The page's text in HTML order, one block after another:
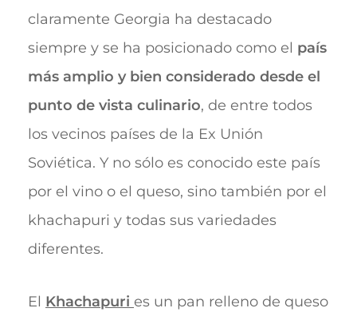
claramente Georgia ha destacado
siempre y se ha posicionado como el país
más amplio y bien considerado desde el
punto de vista culinario, de entre todos
los vecinos países de la Ex Unión
Soviética. Y no sólo es conocido este país
por el vino o el queso, sino también por el
khachapuri y todas sus variedades
diferentes.
El Khachapuri es un pan relleno de queso